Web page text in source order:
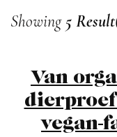
Showing 5
Van
vegan-